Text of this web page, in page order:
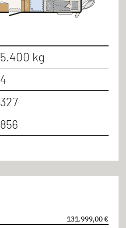
5.400 kg
4
327
856
131.999,00 €